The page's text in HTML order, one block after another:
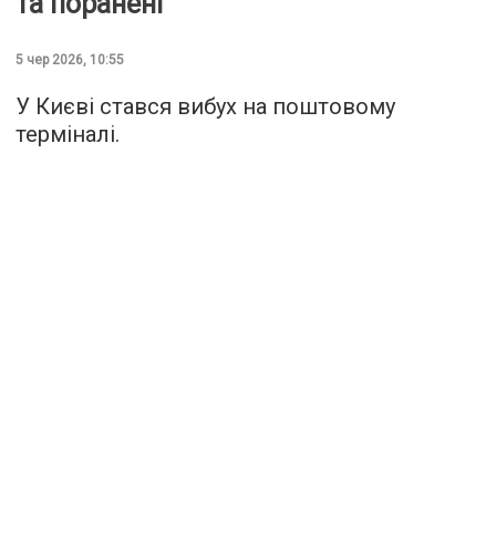
5 чер 2026, 10:55
У Києві стався вибух на поштовому
терміналі.